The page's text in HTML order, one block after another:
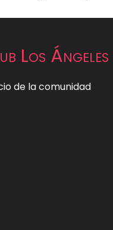
Los Ángeles
de la comunidad